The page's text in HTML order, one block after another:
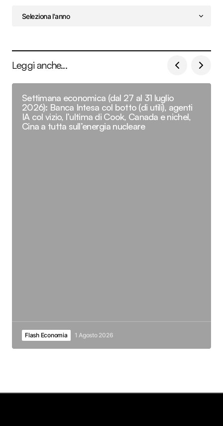
Leggi anche...
Settimana economica (dal 27 al 31 luglio
2026): Banca Intesa col botto (di utili), agenti
IA col vizio, l’ultima di Cook, Canada e nichel,
Cina a tutta sull’energia nucleare
Flash Economia 1 Agosto 2026